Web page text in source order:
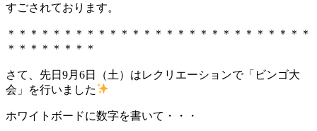
すごされております。
＊＊＊＊＊＊＊＊＊＊＊＊＊＊＊＊＊＊＊＊＊＊＊＊＊＊＊
＊＊＊＊＊＊＊＊
さて、先日9月6日（土）はレクリエーションで「ビンゴ大
会」を行いました
ホワイトボードに数字を書いて・・・